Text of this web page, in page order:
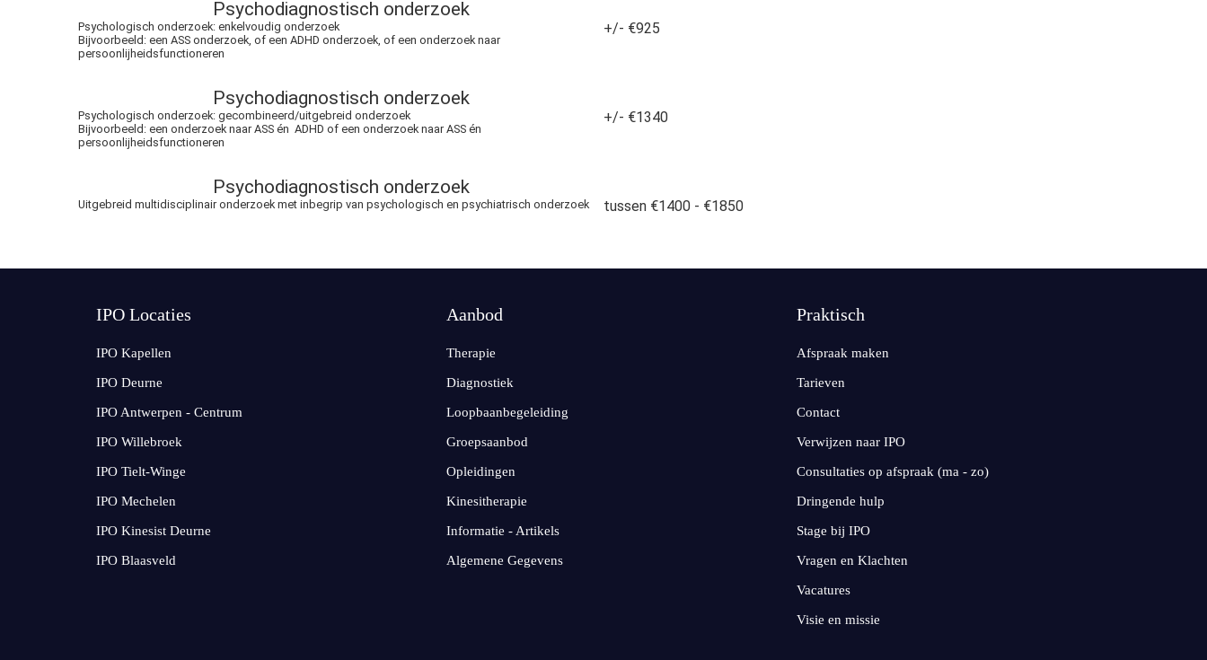
Psychodiagnostisch onderzoek
Psychologisch onderzoek: enkelvoudig onderzoek
Bijvoorbeeld: een ASS onderzoek, of een ADHD onderzoek, of een onderzoek naar
persoonlijheidsfunctioneren
+/- €925
Psychodiagnostisch onderzoek
Psychologisch onderzoek: gecombineerd/uitgebreid onderzoek
Bijvoorbeeld: een onderzoek naar ASS én ADHD of een onderzoek naar ASS én
persoonlijheidsfunctioneren
+/- €1340
Psychodiagnostisch onderzoek
Uitgebreid multidisciplinair onderzoek met inbegrip van psychologisch en psychiatrisch onderzoek tussen €1400 - €1850
IPO Locaties
IPO Kapellen
IPO Deurne
IPO Antwerpen - Centrum
IPO Willebroek
IPO Tielt-Winge
IPO Mechelen
IPO Kinesist Deurne
IPO Blaasveld
Aanbod
Therapie
Diagnostiek
Loopbaanbegeleiding
Groepsaanbod
Opleidingen
Kinesitherapie
Informatie - Artikels
Algemene Gegevens
Praktisch
Afspraak maken
Tarieven
Contact
Verwijzen naar IPO
Consultaties op afspraak (ma - zo)
Dringende hulp
Stage bij IPO
Vragen en Klachten
Vacatures
Visie en missie